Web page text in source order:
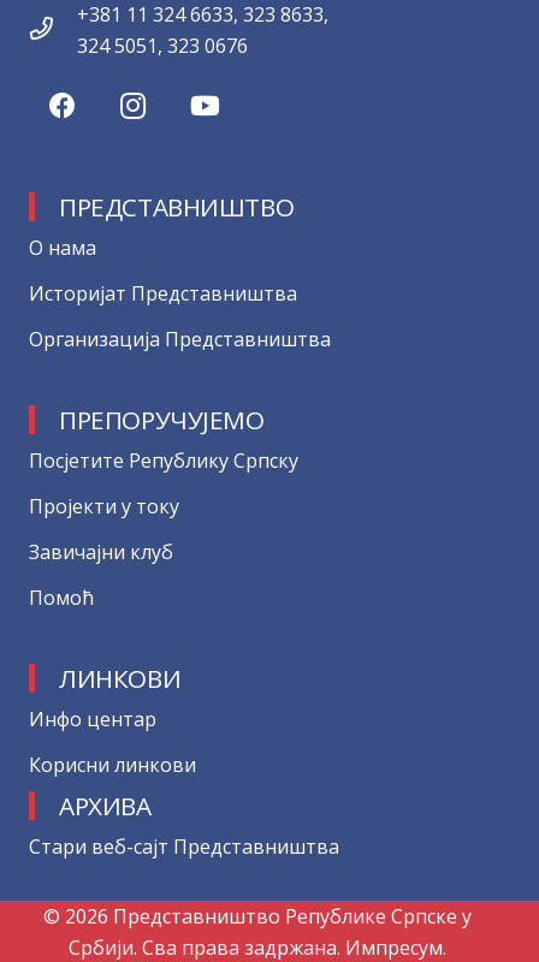
+381 11 324 6633, 323 8633,
324 5051, 323 0676
ПРЕДСТАВНИШТВО
О нама
Историјат Представништва
Организација Представништва
ПРЕПОРУЧУЈЕМО
Посјетите Републику Српску
Пројекти у току
Завичајни клуб
Помоћ
ЛИНКОВИ
Инфо центар
Корисни линкови
АРХИВА
Стари веб-сајт Представништва
© 2026 Представништво Републике Српске у
Србији. Сва права задржана. Импресум.